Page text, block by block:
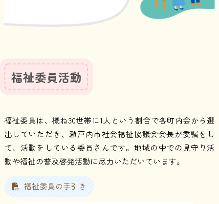
福祉委員活動
福祉委員は、概ね30世帯に1人という割合で各町内会から選
出していただき、瀬戸内市社会福祉協議会会長が委嘱をし
て、活動をしている委員さんです。地域の中での見守り活
動や福祉の普及啓発活動に尽力いただいています。
福祉委員の手引き